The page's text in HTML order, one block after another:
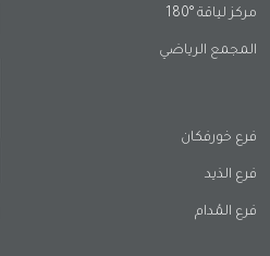
مركز لياقة °180
المجمع الرياضي
فرع خورفكان
فرع الذيد
فرع المُدام